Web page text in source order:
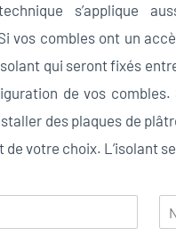
s’applique
vos combles ont un
qui seront fixés
de vos combles.
des plaques de
de votre choix. L’isolant